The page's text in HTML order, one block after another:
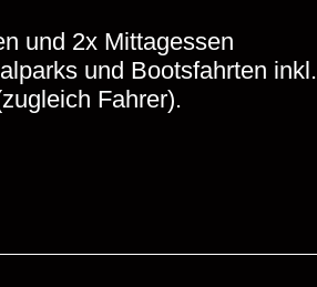
und 2x Mittagessen
und Bootsfahrten inkl.
Fahrer).